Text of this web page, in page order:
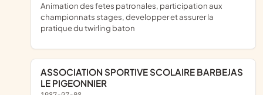
animation des fetes patronales, participation aux
championnats stages, developper et assurer la
pratique du twirling baton
ASSOCIATION SPORTIVE SCOLAIRE BARBEJAS
LE PIGEONNIER